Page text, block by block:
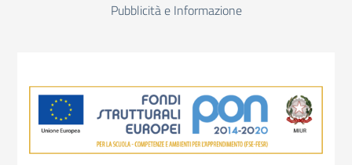
Pubblicità e Informazione